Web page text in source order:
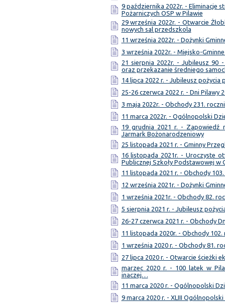
9 października 2022r. - Eliminacje
Pożarniczych OSP w Pilawie
29 września 2022r. - Otwarcie
nowych sal przedszkola
11 września 2022r. - Dożynki
3 września 2022r. - Miejsko-
21 sierpnia 2022r. - Jubileusz 90
oraz przekazanie średniego
14 lipca 2022 r. - Jubileusz pożycia
25-26 czerwca 2022 r. - Dni Pilawy
3 maja 2022r. - Obchody 231.
11 marca 2022r. - Ogólnopolski
19 grudnia 2021 r. - Zapowiedź
Jarmark Bożonarodzeniowy
25 listopada 2021 r. - Gminny
16 listopada 2021r. - Uroczyste
Publicznej Szkoły Podstawowej w
11 listopada 2021 r. - Obchody
12 września 2021r. - Dożynki
1 września 2021r. - Obchody 82.
5 sierpnia 2021 r. - Jubileusz
26-27 czerwca 2021 r. - Obchody
11 listopada 2020r. - Obchody
1 września 2020 r. - Obchody 81.
27 lipca 2020 r. - Otwarcie ścieżki
marzec 2020 r. - 100 latek w
inaczej…
11 marca 2020 r. - Ogólnopolski
9 marca 2020 r. - XLIII